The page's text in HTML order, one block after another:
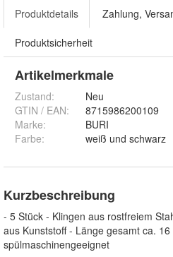
Produktdetails Zahlung,
Produktsicherheit
Artikelmerkmale
Zustand:
Neu
GTIN / EAN:
8715986200109
Marke:
BURI
Farbe: weiß und schwarz
Kurzbeschreibung
- 5 Stück - Klingen aus rostfreiem
aus Kunststoff - Länge gesamt ca.
spülmaschinengeeignet